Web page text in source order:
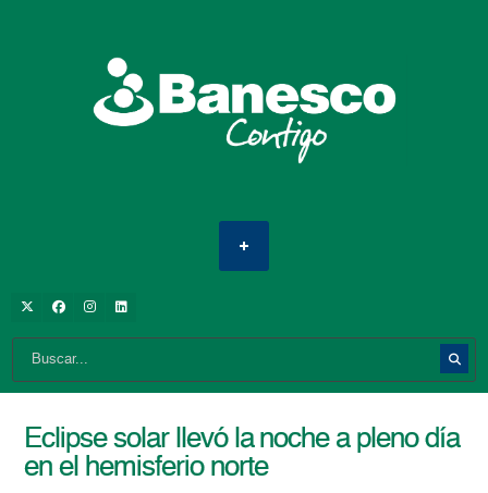
Eclipse solar llevó la noche a pleno día
en el hemisferio norte